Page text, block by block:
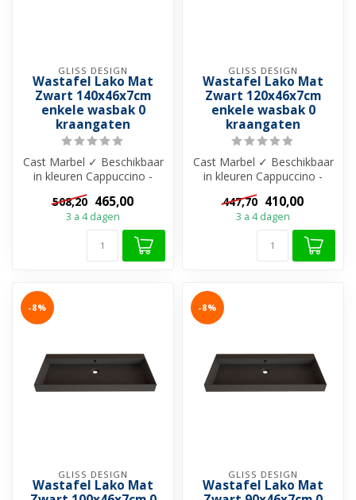
GLISS DESIGN
Wastafel Lako Mat
Zwart 140x46x7cm
enkele wasbak 0
kraangaten
Cast Marbel ✓ Beschikbaar
in kleuren Cappuccino -
Grijs - Zwart en Wit ✓ Met
of ...
508,20 465,00
3 a 4 dagen
GLISS DESIGN
Wastafel Lako Mat
Zwart 120x46x7cm
enkele wasbak 0
kraangaten
Cast Marbel ✓ Beschikbaar
in kleuren Cappuccino -
Grijs - Zwart en Wit ✓ Met
of ...
447,70 410,00
3 a 4 dagen
-8%
GLISS DESIGN
Wastafel Lako Mat
-8%
GLISS DESIGN
Wastafel Lako Mat